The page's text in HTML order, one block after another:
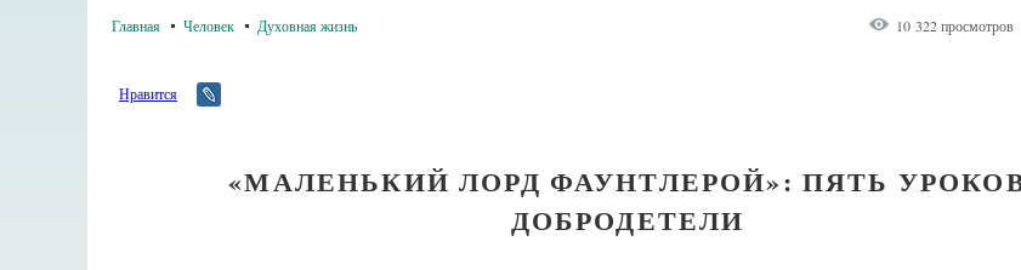
Главная Человек Духовная жизнь 10 322 просмотров
Нравится
«МАЛЕНЬКИЙ ЛОРД ФАУНТЛЕРОЙ»: ПЯТЬ
ДОБРОДЕТЕЛИ